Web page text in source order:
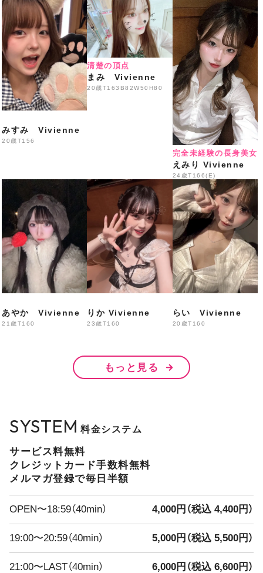
50分 3,300円
生ビール・ハイボール・各種サワー・焼酎・ウイスキ
ー・ 各種ソフトドリンク飲み放題
※ご来店の際はスタッフへLINE画面をご提示ください
━━━━━━━━━━━━━━━
️本日の出勤情報 ️
18:00〜
Eはな・
あまの・えなこ
まりん
いくみ・ゆめあ・みう・り
の
19:00〜
なぎ・あいな・かなん
ちさき・みに・りかこ
えりか・はる・みみ
21:00〜
あいら・
あやか・りり
出勤予定
えな・みくう
みずき・きよ
みすみ Vivienne
20歳T156
清楚の頂点
まみ Vivienne
20歳T163B82W50H80
完全未経験の長身美女
えみり Vivienne
24歳T166(E)
あやか Vivienne
21歳T160
りか Vivienne
23歳T160
らい Vivienne
20歳T160
もっと見る
SYSTEM 料金システム
サービス料無料
クレジットカード手数料無料
メルマガ登録で毎日半額
OPEN〜18:59（40min） 4,000円（税込 4,400円）
19:00〜20:59（40min） 5,000円（税込 5,500円）
21:00〜LAST（40min） 6,000円（税込 6,600円）